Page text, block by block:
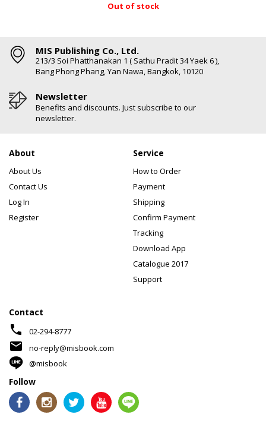
Out of stock
MIS Publishing Co., Ltd.
213/3 Soi Phatthanakan 1 ( Sathu Pradit 34 Yaek 6 ),
Bang Phong Phang, Yan Nawa, Bangkok, 10120
Newsletter
Benefits and discounts. Just subscribe to our
newsletter.
About
About Us
Contact Us
Log In
Register
Service
How to Order
Payment
Shipping
Confirm Payment
Tracking
Download App
Catalogue 2017
Support
Contact
phone 02-294-8777
mail
no-reply@misbook.com
@misbook
Follow